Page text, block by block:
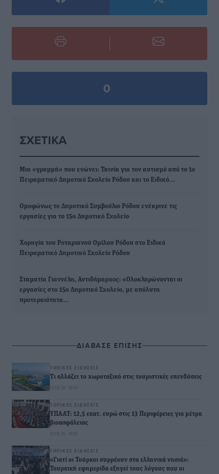
0
ΣΧΕΤΙΚΆ
Μια «γραμμή» που ενώνει: Ταινία για τον αυτισμό από το 1ο
Πειραματικό Δημοτικό Σχολείο Ρόδου και το Ειδικό…
Ομοφώνως το Δημοτικό Συμβούλιο Ρόδου ενέκρινε τις
εργασίες για το 15ο Δημοτικό Σχολείο
Χορηγία του Ροταριανού Ομίλου Ρόδου στο Ειδικό
Πειραματικό Δημοτικό Σχολείο Ρόδου
Σταματία Γιαννέλη, Αντιδήμαρχος: «Ολοκληρώνονται οι
εργασίες στο 15ο Δημοτικό Σχολείο, με απόλυτη
προτεραιότητα…
ΔΙΑΒΑΣΕ ΕΠΙΣΗΣ
ΤΟΠΙΚΈΣ ΕΙΔΉΣΕΙΣ
Τι αλλάζει το χωροταξικό στις τουριστικές επενδύσεις
07.08.26 · 18:41
ΤΟΠΙΚΈΣ ΕΙΔΉΣΕΙΣ
ΥΠΑΑΤ: 12,5 εκατ. ευρώ στις 13 Περιφέρειες για μέτρα
βιοασφάλειας
07.08.26 · 18:19
ΤΟΠΙΚΈΣ ΕΙΔΉΣΕΙΣ
«Γιατί οι Τούρκοι συρρέουν στα ελληνικά νησιά»:
Τουρκική εφημερίδα εξηγεί τους λόγους που οι